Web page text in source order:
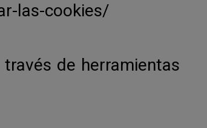
las-cookies/
de herramientas